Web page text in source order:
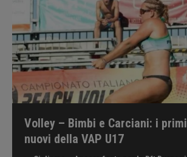
Volley – Bimbi e Carciani: i
nuovi della VAP U17